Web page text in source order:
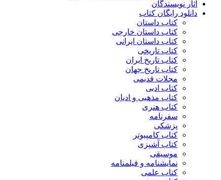
آثار نویسندگان
دانلود رایگان کتاب
کتاب داستان
کتاب داستان خارجی
کتاب داستان ایرانی
کتاب تاریخی
کتاب تاریخ ایران
کتاب تاریخ جهان
مجلات قدیمی
کتاب ادبی
کتاب مذهبی و ادیان
کتاب هنری
سفرنامه
پزشکی
کتاب کامپیوتر
کتاب آشپزی
موسیقی
نمایشنامه و فیلمنامه
کتاب علمی